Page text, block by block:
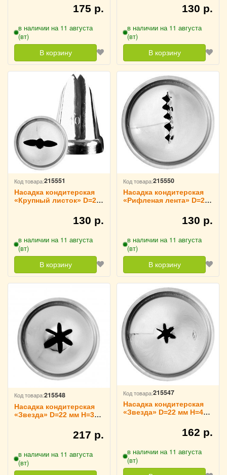
TouchLife, 213760175 р.
в наличии на 11 августа
(вт)
В корзину
130 р.
в наличии на 11 августа
(вт)
В корзину
Код товара:215551
Насадка кондитерская
«Крупный листок» D=22
130 р.
в наличии на 11 августа
(вт)
В корзину
Код товара:215550
Насадка кондитерская
«Рифленая лента» D=22
130 р.
в наличии на 11 августа
(вт)
В корзину
Код товара:215548
Насадка кондитерская
«Звезда» D=22 мм H=34
217 р.
в наличии на 11 августа
(вт)
Код товара:215547
Насадка кондитерская
«Звезда» D=22 мм H=40
162 р.
в наличии на 11 августа
(вт)